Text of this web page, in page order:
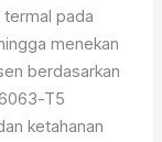
pada
menekan
berdasarkan
T5
ketahanan